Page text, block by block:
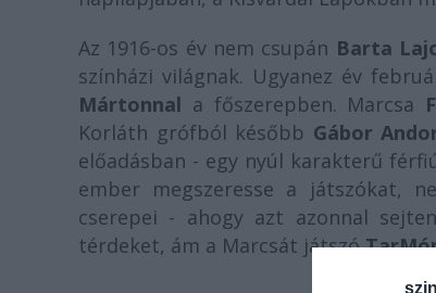
Az 1916-os év nem csupán Barta
színházi világnak. Ugyanez év
Mártonnal a főszerepben. Marcsa
Korláth grófból később Gábor
előadásban - egy nyúl karakterű
ember megszeresse a játszókat,
cserepei - ahogy azt azonnal
térdeket, ám a Marcsát játszóTar